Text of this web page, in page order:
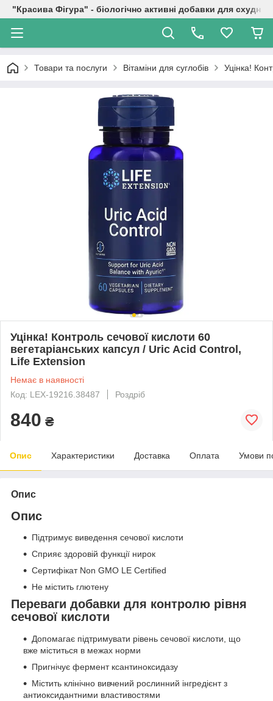
"Красива Фігура" - біологічно активні добавки для
Товари та послуги Вітаміни для суглобів Уцінка!
Уцінка! Контроль сечової кислоти 60
вегетаріанських капсул / Uric Acid Control,
Life Extension
Немає в наявності
Код: LEX-19216.38487
Роздріб
840 ₴
Опис Характеристики Доставка Оплата Умови
Опис
Опис
Підтримує виведення сечової кислоти
Сприяє здоровій функції нирок
Сертифікат Non GMO LE Certified
Не містить глютену
Переваги добавки для контролю рівня
сечової кислоти
Допомагає підтримувати рівень сечової кислоти, що
вже міститься в межах норми
Пригнічує фермент ксантиноксидазу
Містить клінічно вивчений рослинний інгредієнт з
антиоксидантними властивостями